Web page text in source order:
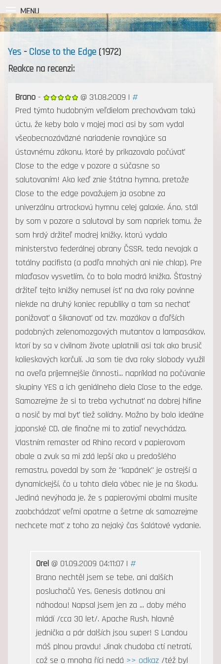
MENU
Yes-Close to the Edge(1972)
Reakce na recenzi:
Brano- @ 31.08.2009 | #
Pred týmto hudobným veľdielom prechovávam takú
úctu, že keby bolo v mojej moci asi by som vydal
všeobecnozáväzné nariadenie rovnajúce sa
ústavnému zákonu, ktoré by prikazovalo počúvať
Close to the edge v pozore a súčasne so
salutovaním! Ako keď znie štátna hymna, pretože
Close to the edge považujem ja osobne za
univerzálnu artrockovú hymnu celej galaxie. Áno, stál
by som v pozore a salutoval by som napriek tomu, že
som hrdý držiteľ modrej knižky, ktorú vydalo
ministerstvo federálnej obrany ČSSR, teda nevojak a
totálny pacifista (a podľa mnohých ani nie chlap). Pre
mlaďasov vysvetlím, čo to bola modrá knižka. Šťastný
držiteľ tejto knižky nemusel ísť na dva roky povinne
niekde na druhý koniec republiky a tam sa nechať
ponižovať a šikanovať od tzv. mazákov a ďaľších
podobných zelenomozgových mutantov a lampasákov,
ktorí by sa v civilnom živote uplatnili asi tak ako brusič
kolieskových korčulí. Ja som tie dva roky slobody využil
na oveľa príjemnejšie činnosti... napríklad na počúvanie
skupiny YES a ich geniálneho diela Close to the edge.
Samozrejme že si to treba vychutnať na dobrej hifine
a nosič by mal byť tiež solídny. Možno by bolo ideálne
japonské CD, ale finačne mi to zatiaľ nevychádza.
Vlastním remaster od Rhino record v papierovom
obale a zvuk sa mi zdá lepší ako u predošlého
remastru, povedal by som že "kapánek" je ostrejší a
dynamickejší, čo u tohto diela vôbec nie je na škodu.
Jediná nevýhoda je, že s papierovými obalmi musíte
zaobchádzať veľmi opatrne a šetrne ak samozrejme
nechcete mať z toho za nejaký čas šalátové vydanie.
Orel@ 01.09.2009 04:11:07 | #
Brano nechtěl jsem se tebe, ani dalších
posluchačů Yes, Genesis dotknou ani
náhodou! Napsal jsem jen za ... doby mého
mládí /cca 30 let/. Apache Rush, hlavně
jednička a pár dalších jsou super! S Landou
máš plnou pravdu! Jinak chudoba ctí netratí,
což se o mnoha říci nedá >> odkaz/též byl